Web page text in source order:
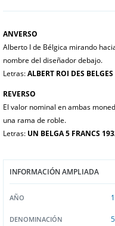
ANVERSO
Alberto I de Bélgica mirando
nombre del diseñador debajo.
Letras:ALBERT ROI DES BELGES
REVERSO
El valor nominal en ambas
una rama de roble.
Letras: UN BELGA 5 FRANCS
INFORMACIÓN AMPLIADA
AÑO
DENOMINACIÓN